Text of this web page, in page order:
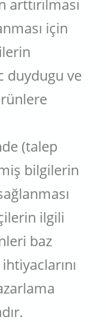
için
duydugu ve
(talep
bilgilerin
ilgili
baz